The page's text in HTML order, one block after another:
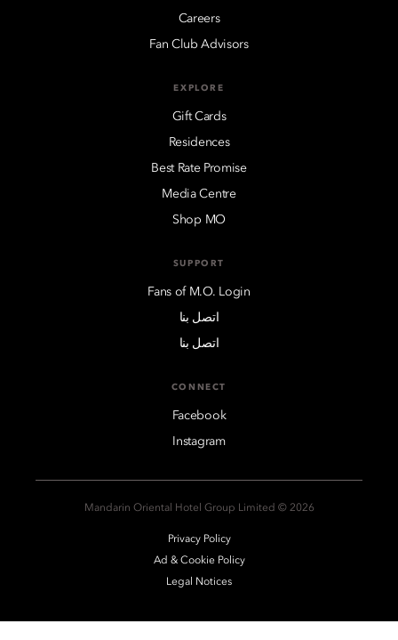
Careers
Fan Club Advisors
EXPLORE
Gift Cards
Residences
Best Rate Promise
Media Centre
Shop MO
SUPPORT
Fans of M.O. Login
اتصل بنا
اتصل بنا
CONNECT
Facebook
Instagram
2026 © Mandarin Oriental Hotel Group Limited
Privacy Policy
Ad & Cookie Policy
Legal Notices